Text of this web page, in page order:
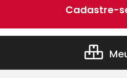
Cadastre-